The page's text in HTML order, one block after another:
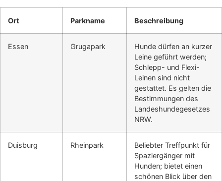
Ort Parkname Beschreibung
Essen Grugapark
Hunde dürfen an kurzer
Leine geführt werden;
Schlepp- und Flexi-
Leinen sind nicht
gestattet. Es gelten die
Bestimmungen des
Landeshundegesetzes
NRW.
Duisburg Rheinpark
Beliebter Treffpunkt für
Spaziergänger mit
Hunden; bietet einen
schönen Blick über den